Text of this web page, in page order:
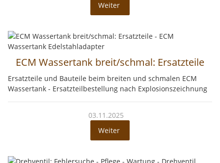
Weiter
ECM Wassertank breit/schmal: Ersatzteile
Ersatzteile und Bauteile beim breiten und schmalen ECM
Wassertank - Ersatzteilbestellung nach Explosionszeichnung
03.11.2025
Weiter